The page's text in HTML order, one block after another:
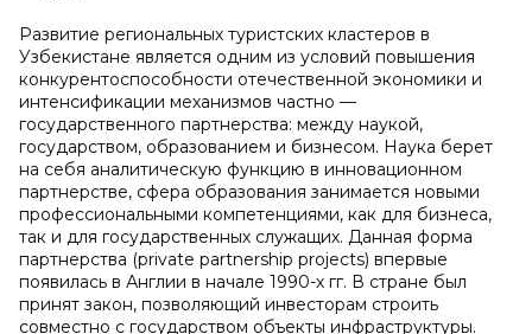
Развитие региональных туристских кластеров в
Узбекистане является одним из условий повышения
конкурентоспособности отечественной экономики и
интенсификации механизмов частно —
государственного партнерства: между наукой,
государством, образованием и бизнесом. Наука берет
на себя аналитическую функцию в инновационном
партнерстве, сфера образования занимается новыми
профессиональными компетенциями, как для бизнеса,
так и для государственных служащих. Данная форма
партнерства (private partnership projects) впервые
появилась в Англии в начале 1990-х гг. В стране был
принят закон, позволяющий инвесторам строить
совместно с государством объекты инфраструктуры.